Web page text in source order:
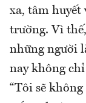
xa, tâm huyết
trường. Vì
những người
nay không
“Tôi sẽ